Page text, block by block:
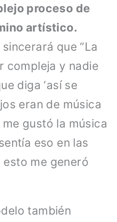
proceso de
artístico.
que “La
compleja y nadie
diga ‘así se
eran de música
gustó la música
eso en las
me generó
también